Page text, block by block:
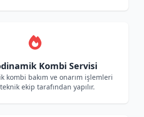
Kombi Servisi
kombi bakım ve onarım işlemleri
ekip tarafından yapılır.